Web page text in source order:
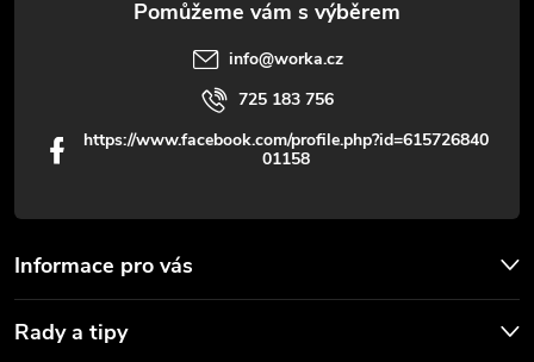
Informace pro vás
Rady a tipy
info@worka.cz
725 183 756
https://www.facebook.com/profile.php?id=615726840
01158